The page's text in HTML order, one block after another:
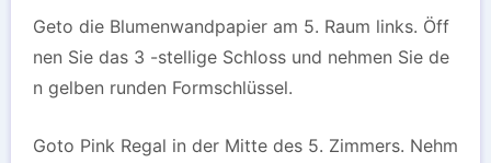
Geto die Blumenwandpapier am 5. Raum links. Öff
nen Sie das 3 -stellige Schloss und nehmen Sie de
n gelben runden Formschlüssel.
Goto Pink Regal in der Mitte des 5. Zimmers. Nehm